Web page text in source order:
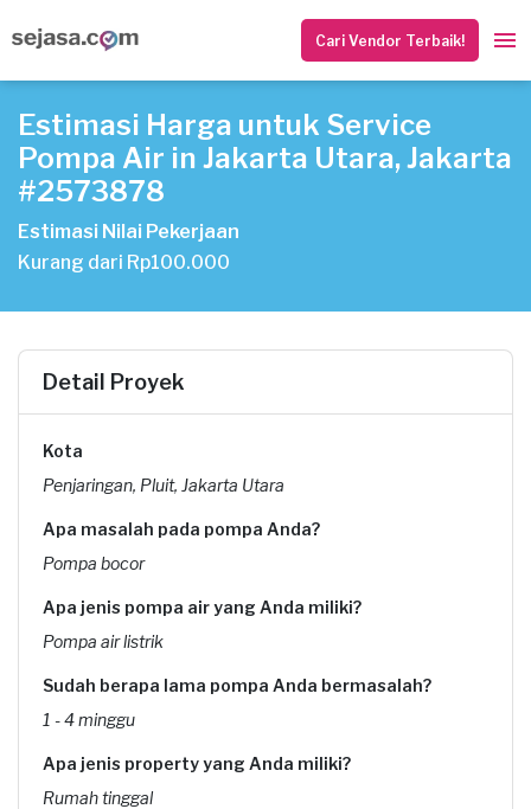
Cari Vendor Terbaik!
Estimasi Harga untuk Service
Pompa Air in Jakarta Utara, Jakarta
#2573878
Estimasi Nilai Pekerjaan
Kurang dari Rp100.000
Detail Proyek
Kota
Penjaringan, Pluit, Jakarta Utara
Apa masalah pada pompa Anda?
Pompa bocor
Apa jenis pompa air yang Anda miliki?
Pompa air listrik
Sudah berapa lama pompa Anda bermasalah?
1 - 4 minggu
Apa jenis property yang Anda miliki?
Rumah tinggal